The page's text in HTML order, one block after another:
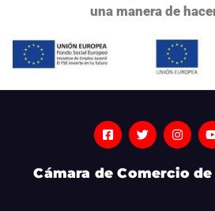
una manera de
Cámara de Comercio